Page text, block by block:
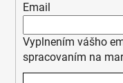
Email
Vyplnením vášho
spracovaním na